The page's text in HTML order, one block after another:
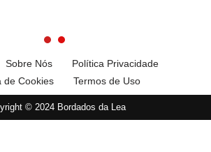
Sobre Nós
Política Privacidade
de Cookies
Termos de Uso
© 2024 Bordados da Lea